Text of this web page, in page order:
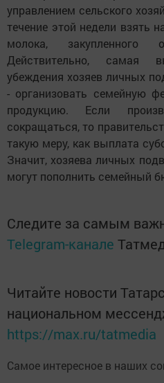
управлением сельского
течение этой недели взять
молока,
Действительно, самая
убеждения хозяев личных
- организовать семейную
продукцию. Если
сокращаться, то
такую меру, как выплата
Значит, хозяева личных
могут пополнить семейный
Следите за самым
Telegram-канале
Читайте новости
национальном
https://max.ru/tatmedia
Самое интересное в наших